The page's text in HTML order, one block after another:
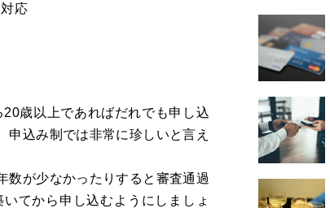
応
歳以上であればだれでも申し込
込み制では非常に珍しいと言え
数が少なかったりすると審査通過
てから申し込むようにしましょ